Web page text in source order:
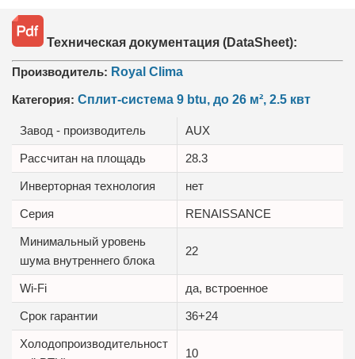
Техническая документация (DataSheet):
Производитель: Royal Clima
Категория: Сплит-система 9 btu, до 26 м², 2.5 квт
Завод - производитель AUX
Рассчитан на площадь 28.3
Инверторная технология нет
Серия RENAISSANCE
Минимальный уровень
шума внутреннего блока
22
Wi-Fi да, встроенное
Срок гарантии 36+24
Холодопроизводительност
10